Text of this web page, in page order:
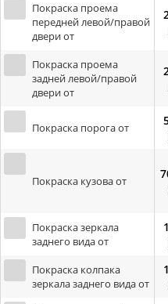
Покраска проема
передней левой/правой
двери от
Покраска проема
задней левой/правой
двери от
Покраска порога от
Покраска кузова от
Покраска зеркала
заднего вида от
Покраска колпака
зеркала заднего вида от